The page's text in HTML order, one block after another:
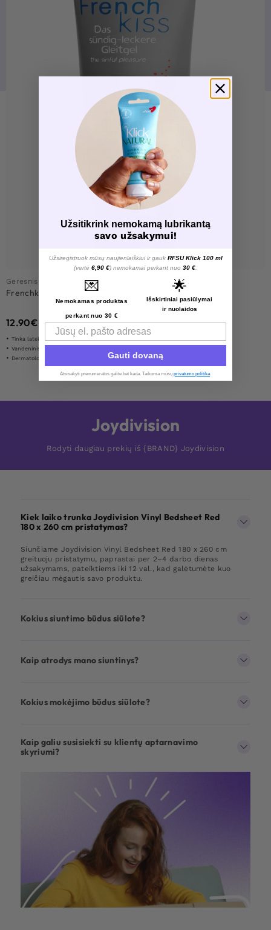
Geresnis oralinis seksas
Frenchkiss Strawberry 75ml
12.90€
Tinka latekso prezervatyvams
Vandeninis tepalas
Dermatologiškai patikrinta
Joydivision
Rodyti daugiau prekių iš {BRAND} Joydivision
Kiek laiko trunka Joydivision Vinyl Bedsheet Red
180 x 260 cm pristatymas?
Siunčiame Joydivision Vinyl Bedsheet Red 180 x 260 cm
greituoju pristatymu, paprastai per 2–4 darbo dienas
užsakymams, pateiktiems iki 12 val., kad galėtumėte kuo
greičiau mėgautis savo produktu.
Kokius siuntimo būdus siūlote?
Kaip atrodys mano siuntinys?
Kokius mokėjimo būdus siūlote?
Kaip galiu susisiekti su klientų aptarnavimo
skyriumi?
Užsitikrink nemokamą lubrikantą
savo užsakymui!
Užsiregistruok mūsų naujienlaiškiui ir gauk RFSU Klick 100 ml
(vertė 6,90 €) nemokamai perkant nuo 30 €
💌
Nemokamas produktas
perkant nuo 30 €
🌟
Išskirtiniai pasiūlymai
ir nuolaidos
Email
Gauti dovaną
Atsisakyti prenumeratos galite bet kada. Taikoma mūsų privatumo politika